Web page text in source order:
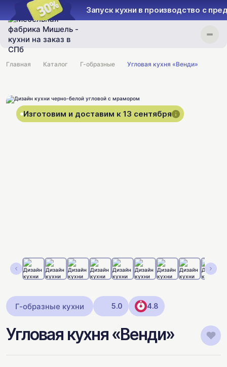
Запуск кухни в производство с
Главная Каталог Г-образные Угловая кухня «Венди»
Изготовим и доставим к 13 сентября
Г-образные кухни 5.0 4.8
Угловая кухня «Венди»